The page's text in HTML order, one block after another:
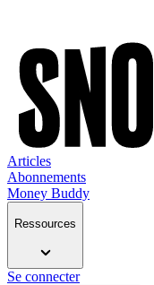
Articles
Abonnements
Money Buddy
Ressources
Se connecter